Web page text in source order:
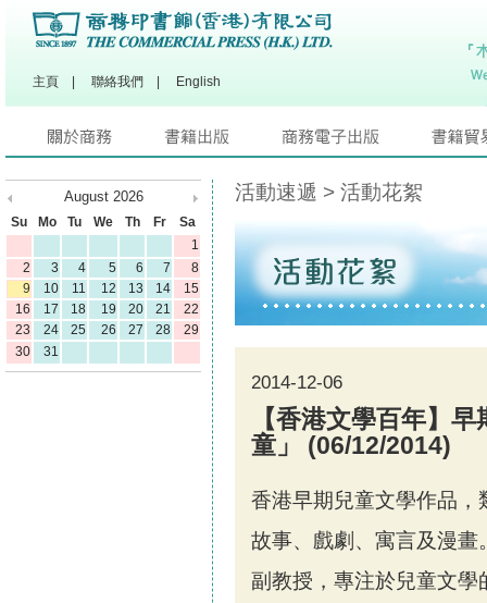
主頁 聯絡我們 English
August 2026
Su Mo Tu We Th Fr
Sa
1
2
3 4 5 6 7
8
9
10 11 12 13 14
15
16
17 18 19 20 21
22
23
24 25 26 27 28
29
30
31
活動速遞 > 活動花絮
2014-12-06
【香港文學百年】
童」 (06/12/2014)
香港早期兒童文學作品
故事、戲劇、寓言及漫
副教授，專注於兒童文